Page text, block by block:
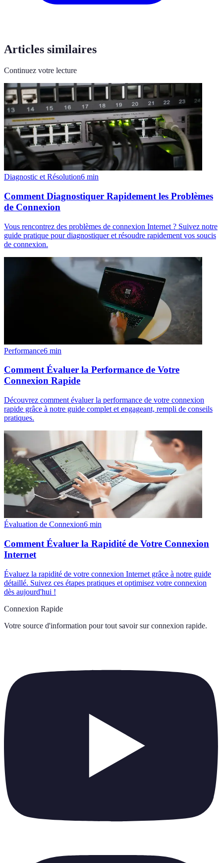
Articles similaires
Continuez votre lecture
Diagnostic et Résolution6 min
Comment Diagnostiquer Rapidement les Problèmes
de Connexion
Vous rencontrez des problèmes de connexion Internet ? Suivez notre
guide pratique pour diagnostiquer et résoudre rapidement vos soucis
de connexion.
Performance6 min
Comment Évaluer la Performance de Votre
Connexion Rapide
Découvrez comment évaluer la performance de votre connexion
rapide grâce à notre guide complet et engageant, rempli de conseils
pratiques.
Évaluation de Connexion6 min
Comment Évaluer la Rapidité de Votre Connexion
Internet
Évaluez la rapidité de votre connexion Internet grâce à notre guide
détaillé. Suivez ces étapes pratiques et optimisez votre connexion
dès aujourd'hui !
Connexion Rapide
Votre source d'information pour tout savoir sur connexion rapide.